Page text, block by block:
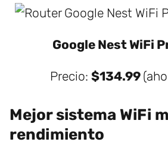
Google Nest WiFi
Precio: $134.99
Mejor sistema WiFi
rendimiento